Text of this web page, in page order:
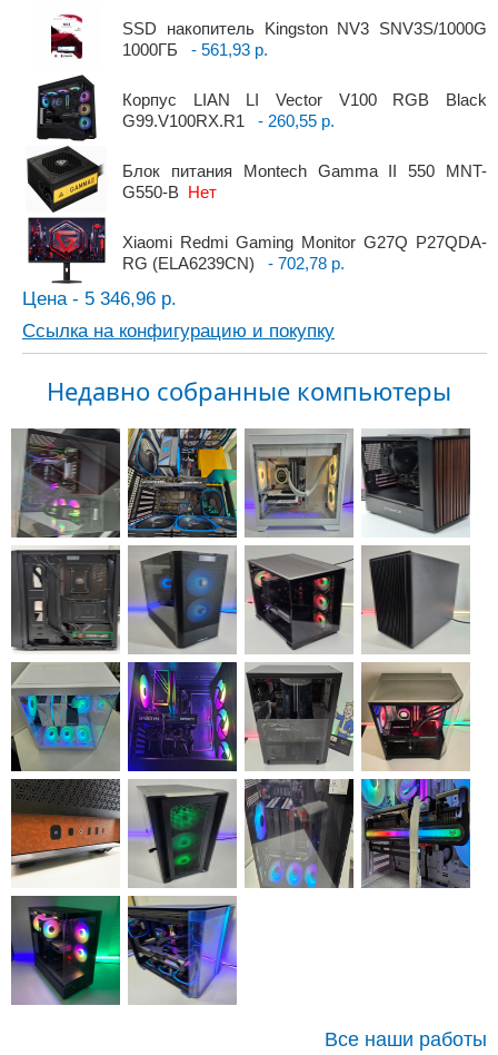
SSD накопитель Kingston NV3 SNV3S/1000G
1000ГБ
- 561,93 р.
Корпус LIAN LI Vector V100 RGB Black
G99.V100RX.R1
- 260,55 р.
Блок питания Montech Gamma II 550 MNT-
G550-B Нет
Xiaomi Redmi Gaming Monitor G27Q P27QDA-
RG (ELA6239CN)
- 702,78 р.
Цена - 5 346,96 р.
Ссылка на конфигурацию и покупку
Недавно собранные компьютеры
Все наши работы